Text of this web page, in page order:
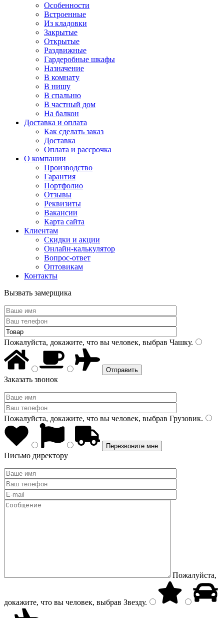
Особенности
Встроенные
Из кладовки
Закрытые
Открытые
Раздвижные
Гардеробные шкафы
Назначение
В комнату
В нишу
В спальню
В частный дом
На балкон
Доставка и оплата
Как сделать заказ
Доставка
Оплата и рассрочка
О компании
Производство
Гарантия
Портфолио
Отзывы
Реквизиты
Вакансии
Карта сайта
Клиентам
Скидки и акции
Онлайн-калькулятор
Вопрос-ответ
Оптовикам
Контакты
Вызвать замерщика
Пожалуйста, докажите, что вы человек, выбрав Чашку.
Заказать звонок
Пожалуйста, докажите, что вы человек, выбрав Грузовик.
Письмо директору
Пожалуйста,
докажите, что вы человек, выбрав Звезду.